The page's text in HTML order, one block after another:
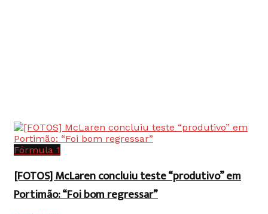
Fórmula 1
[FOTOS] McLaren concluiu teste “produtivo” em
Portimão: “Foi bom regressar”